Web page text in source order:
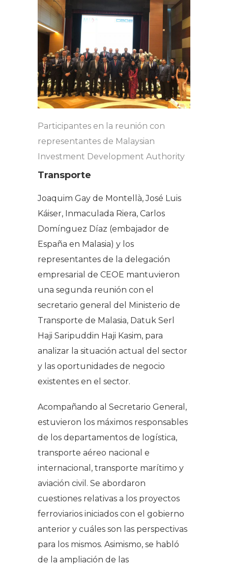
Participantes en la reunión con
representantes de Malaysian
Investment Development Authority
Transporte
Joaquim Gay de Montellà, José Luis
Káiser, Inmaculada Riera, Carlos
Domínguez Díaz (embajador de
España en Malasia) y los
representantes de la delegación
empresarial de CEOE mantuvieron
una segunda reunión con el
secretario general del Ministerio de
Transporte de Malasia, Datuk Serl
Haji Saripuddin Haji Kasim, para
analizar la situación actual del sector
y las oportunidades de negocio
existentes en el sector.
Acompañando al Secretario General,
estuvieron los máximos responsables
de los departamentos de logística,
transporte aéreo nacional e
internacional, transporte marítimo y
aviación civil. Se abordaron
cuestiones relativas a los proyectos
ferroviarios iniciados con el gobierno
anterior y cuáles son las perspectivas
para los mismos. Asimismo, se habló
de la ampliación de las